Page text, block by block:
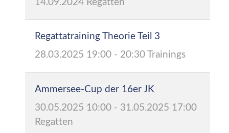
14.09.2024 Regatten
Regattatraining Theorie Teil 3
28.03.2025 19:00 - 20:30 Trainings
Ammersee-Cup der 16er JK
30.05.2025 10:00 - 31.05.2025 17:00
Regatten